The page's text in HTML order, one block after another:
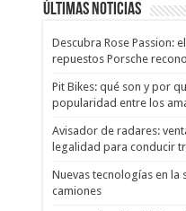
Últimas Noticias
Descubra Rose Passion:
repuestos Porsche
Pit Bikes: qué son y por
popularidad entre los
Avisador de radares:
legalidad para conducir
Nuevas tecnologías en la
camiones